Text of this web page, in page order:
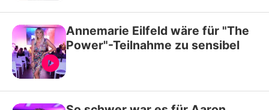
Annemarie Eilfeld wäre für "The
Power"-Teilnahme zu sensibel